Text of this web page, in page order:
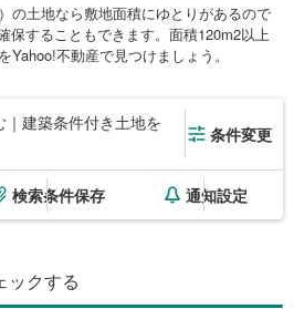
の土地なら敷地面積にゆとりがあるので
保することもできます。面積120m2以上
Yahoo!不動産で見つけましょう。
建築条件付き土地を
条件変更
検索条件保存 通知設定
ックする